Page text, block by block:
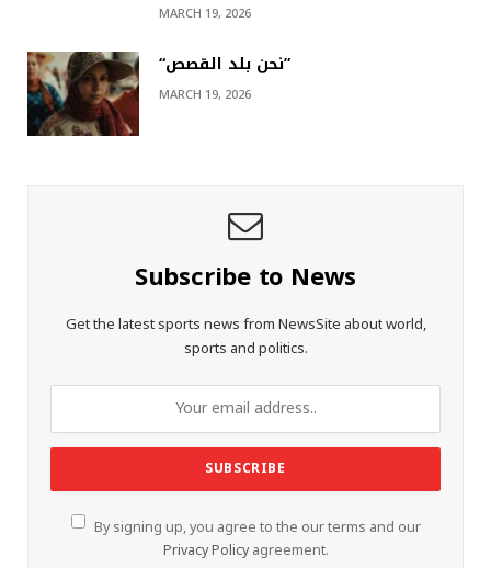
MARCH 19, 2026
“نحن بلد القصص”
MARCH 19, 2026
Subscribe to News
Get the latest sports news from NewsSite about world,
sports and politics.
By signing up, you agree to the our terms and our
Privacy Policyagreement.